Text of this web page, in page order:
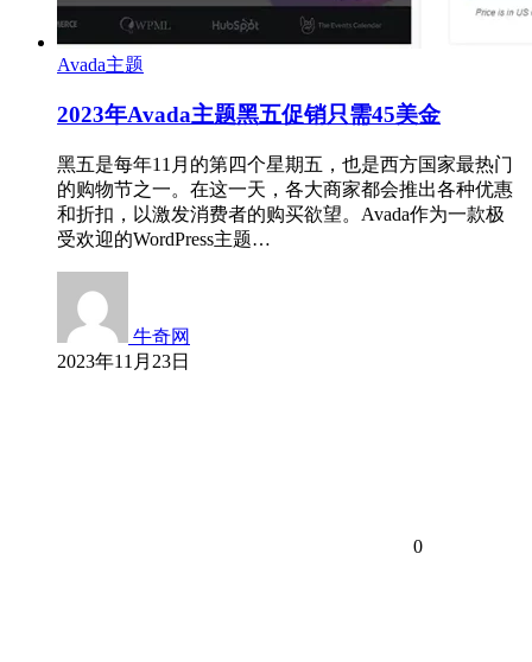
Avada主题
2023年Avada主题黑五促销只需45美金
黑五是每年11月的第四个星期五，也是西方国家最热门
的购物节之一。在这一天，各大商家都会推出各种优惠
和折扣，以激发消费者的购买欲望。Avada作为一款极
受欢迎的WordPress主题…
牛奇网
2023年11月23日
0